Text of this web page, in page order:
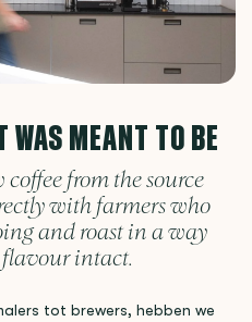
WAS MEANT TO BE
from the source
with farmers who
and roast in a way
flavour intact.
tot brewers, hebben we